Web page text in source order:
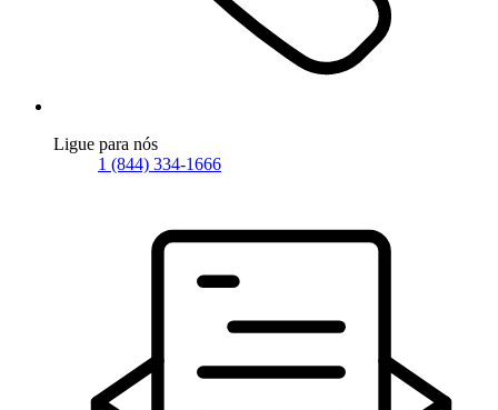
Ligue para nós
1 (844) 334-1666